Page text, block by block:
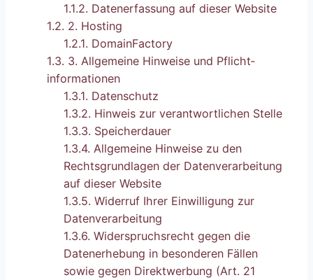
1.1.2. Datenerfassung auf dieser Website
1.2. 2. Hosting
1.2.1. DomainFactory
1.3. 3. Allgemeine Hinweise und Pflicht­
informationen
1.3.1. Datenschutz
1.3.2. Hinweis zur verantwortlichen Stelle
1.3.3. Speicherdauer
1.3.4. Allgemeine Hinweise zu den
Rechtsgrundlagen der Datenverarbeitung
auf dieser Website
1.3.5. Widerruf Ihrer Einwilligung zur
Datenverarbeitung
1.3.6. Widerspruchsrecht gegen die
Datenerhebung in besonderen Fällen
sowie gegen Direktwerbung (Art. 21